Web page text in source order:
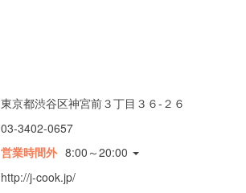
東京都渋谷区神宮前３丁目３６-２６
03-3402-0657
営業時間外 8:00～20:00
http://j-cook.jp/